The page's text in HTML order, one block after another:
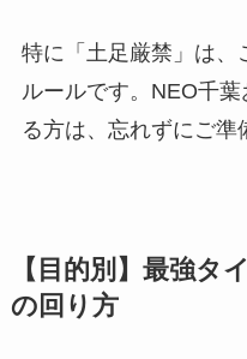
特に「土足厳禁」は、
ルールです。NEO千
る方は、忘れずにご準
【目的別】最強タ
の回り方